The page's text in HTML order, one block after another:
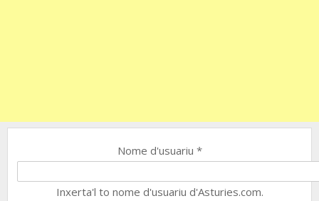
Nome d'usuariu *
Inxerta'l to nome d'usuariu d'Asturies.com.